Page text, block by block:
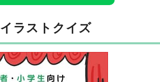
イラストクイズ